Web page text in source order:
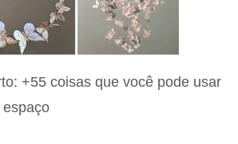
+55 coisas que você pode usar